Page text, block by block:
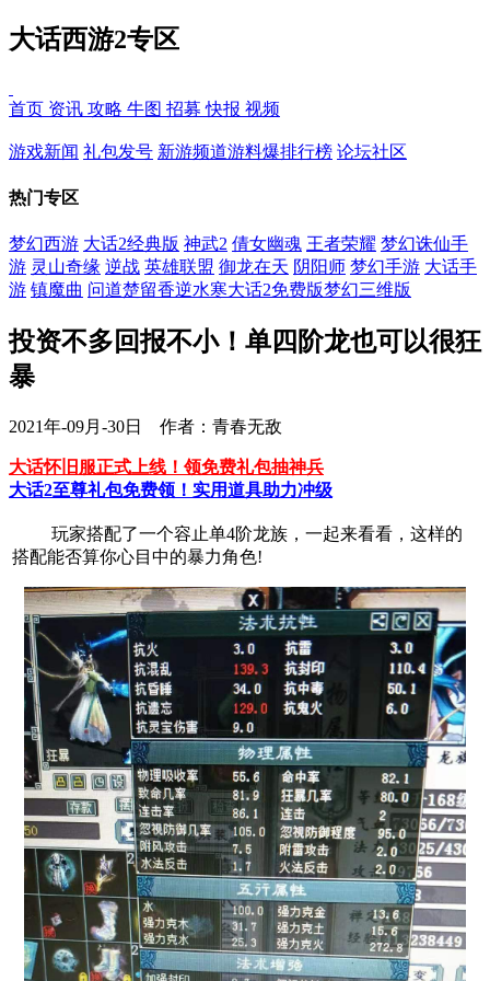
大话西游2专区
首页 资讯 攻略 牛图 招募快报 视频
游戏新闻 礼包发号 新游频道游料爆排行榜 论坛社区
热门专区
梦幻西游 大话2经典版 神武2 倩女幽魂 王者荣耀 梦幻诛仙手
游 灵山奇缘 逆战 英雄联盟 御龙在天 阴阳师 梦幻手游 大话手
游 镇魔曲 问道楚留香逆水寒大话2免费版梦幻三维版
投资不多回报不小！单四阶龙也可以很狂
暴
2021年-09月-30日 作者：青春无敌
大话怀旧服正式上线！领免费礼包抽神兵
大话2至尊礼包免费领！实用道具助力冲级
玩家搭配了一个容止单4阶龙族，一起来看看，这样的
搭配能否算你心目中的暴力角色!